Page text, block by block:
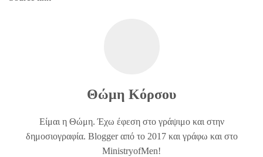
Θώμη Κόρσου
Είμαι η Θώμη. Έχω έφεση στο γράψιμο και στην
δημοσιογραφία. Blogger από το 2017 και γράφω και στο
MinistryofMen!